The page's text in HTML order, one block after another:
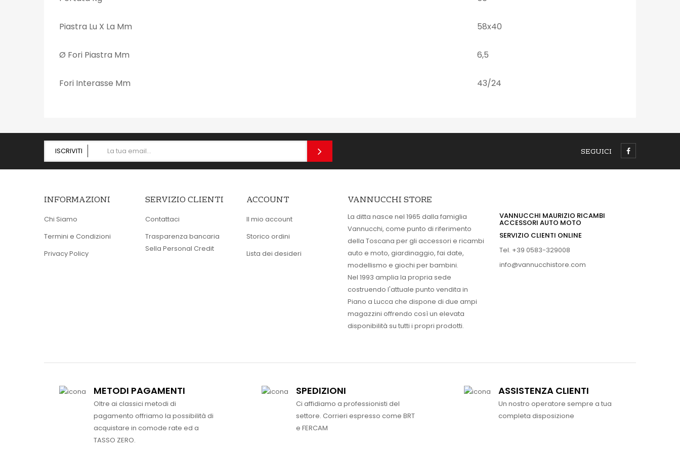
Piastra Lu X La Mm 58x40
Ø Fori Piastra Mm 6,5
Fori Interasse Mm 43/24
ISCRIVITI SEGUICI
INFORMAZIONI
Chi Siamo
Termini e Condizioni
Privacy Policy
SERVIZIO CLIENTI
Contattaci
Trasparenza bancaria
Sella Personal Credit
ACCOUNT
Il mio account
Storico ordini
Lista dei desideri
VANNUCCHI STORE
La ditta nasce nel 1965 dalla famiglia
Vannucchi, come punto di riferimento
della Toscana per gli accessori e ricambi
auto e moto, giardinaggio, fai date,
modellismo e giochi per bambini.
Nel 1993 amplia la propria sede
costruendo l'attuale punto vendita in
Piano a Lucca che dispone di due ampi
magazzini offrendo così un elevata
disponibilità su tutti i propri prodotti.
VANNUCCHI MAURIZIO RICAMBI
ACCESSORI AUTO MOTO
SERVIZIO CLIENTI ONLINE
Tel. +39 0583-329008
info@vannucchistore.com
METODI PAGAMENTI
Oltre ai classici metodi di
pagamento offriamo la possibilità di
acquistare in comode rate ed a
TASSO ZERO.
SPEDIZIONI
Ci affidiamo a professionisti del
settore. Corrieri espresso come BRT
e FERCAM
ASSISTENZA CLIENTI
Un nostro operatore sempre a tua
completa disposizione